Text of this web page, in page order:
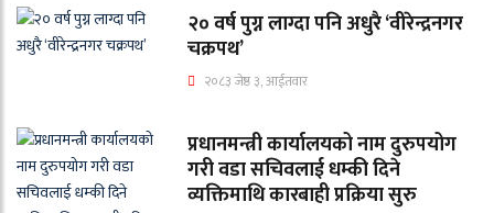
२० वर्ष पुग्न लाग्दा पनि अधुरै ‘वीरेन्द्रनगर
चक्रपथ’
२०८३ जेष्ठ ३, आईतवार
प्रधानमन्त्री कार्यालयको नाम दुरुपयोग
गरी वडा सचिवलाई धम्की दिने
व्यक्तिमाथि कारबाही प्रक्रिया सुरु